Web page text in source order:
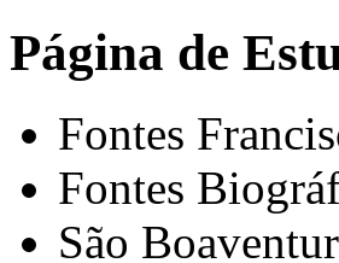
Página de
Fontes
Fontes
São